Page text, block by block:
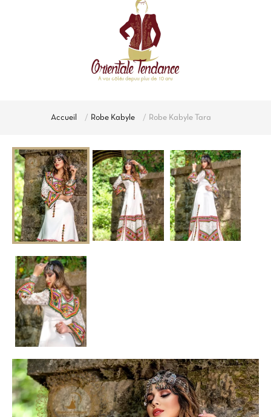
Accueil Robe Kabyle Robe Kabyle Tara